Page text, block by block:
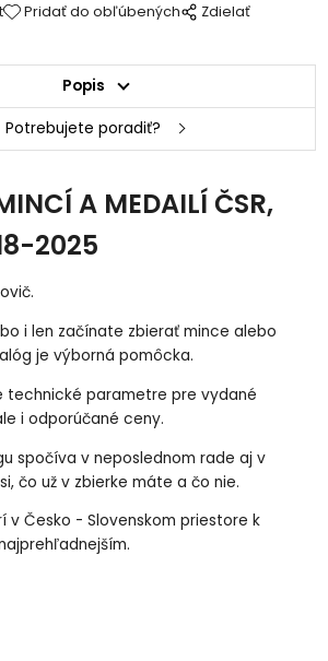
Pridať do obľúbených Zdielať
Popis
Potrebujete poradiť?
A MEDAILÍ ČSR,
2025
i len začínate zbierať mince alebo
je výborná pomôcka.
technické parametre pre vydané
i odporúčané ceny.
spočíva v neposlednom rade aj v
čo už v zbierke máte a čo nie.
v Česko - Slovenskom priestore k